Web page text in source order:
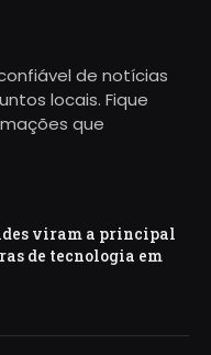
de notícias
locais. Fique
que
viram a principal
de tecnologia em